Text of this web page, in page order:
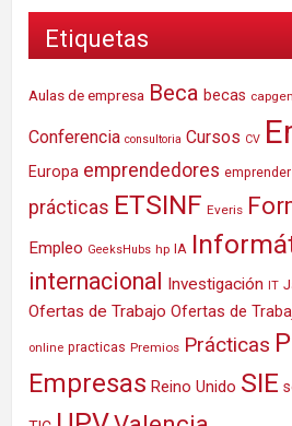
Etiquetas
Aulas de empresa Beca becas
Conferencia consultoria Cursos CV
Europa emprendedores emprender
prácticas ETSINF Everis
Empleo GeeksHubs hp IA
internacional Investigación IT
Ofertas de Trabajo Ofertas de
online practicas Premios Prácticas
Empresas Reino Unido SIE